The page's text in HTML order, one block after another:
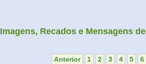
Imagens, Recados e Mensagens de
Anterior 1 2 3 4 5 6